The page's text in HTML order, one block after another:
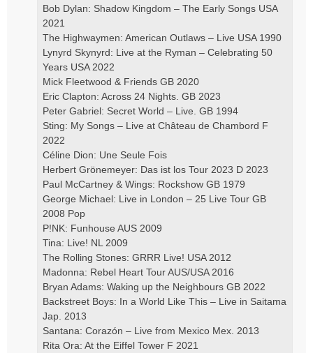
Bob Dylan: Shadow Kingdom – The Early Songs USA
2021
The Highwaymen: American Outlaws – Live USA 1990
Lynyrd Skynyrd: Live at the Ryman – Celebrating 50
Years USA 2022
Mick Fleetwood & Friends GB 2020
Eric Clapton: Across 24 Nights. GB 2023
Peter Gabriel: Secret World – Live. GB 1994
Sting: My Songs – Live at Château de Chambord F
2022
Céline Dion: Une Seule Fois
Herbert Grönemeyer: Das ist los Tour 2023 D 2023
Paul McCartney & Wings: Rockshow GB 1979
George Michael: Live in London – 25 Live Tour GB
2008 Pop
P!NK: Funhouse AUS 2009
Tina: Live! NL 2009
The Rolling Stones: GRRR Live! USA 2012
Madonna: Rebel Heart Tour AUS/USA 2016
Bryan Adams: Waking up the Neighbours GB 2022
Backstreet Boys: In a World Like This – Live in Saitama
Jap. 2013
Santana: Corazón – Live from Mexico Mex. 2013
Rita Ora: At the Eiffel Tower F 2021